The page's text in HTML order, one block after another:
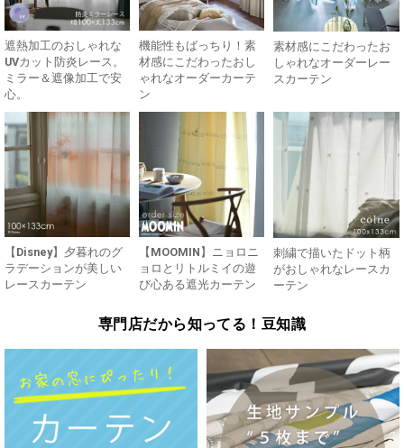
遮熱加工のおしゃれな
UVカット防炎レース。
ミラー＆遮像加工で安
心。
機能性もばっちり！素
材感にこだわったおし
ゃれなオーダーカーテ
ン
素材感にこだわったお
しゃれなオーダーレー
スカーテン
【Disney】夕暮れのグ
ラデーションが美しい
レースカーテン
【MOOMIN】ニョロニ
ョロとリトルミイの遊
び心ある遮光カーテン
刺繍で描いたドット柄
がおしゃれなレースカ
ーテン
専門店だから知ってる！豆知識